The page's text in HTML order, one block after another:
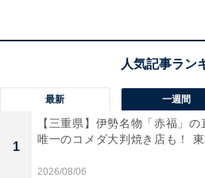
る名湯と新潟の旬の恵みを贅沢
めの宿です。
最新 一週間
1
【三重県】伊勢名物「赤福」
唯一のコメダ大判焼き店も！ 東
2026/08/06